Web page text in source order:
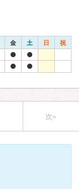
金 土 日 祝
次»